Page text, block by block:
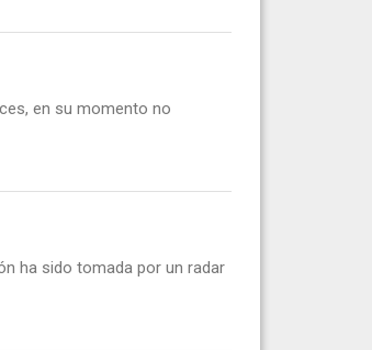
en su momento no
ha sido tomada por un radar